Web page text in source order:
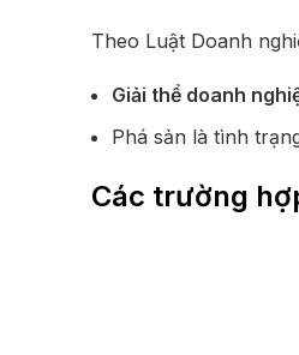
Theo Luật Doanh
Giải thể doanh
Phá sản là tình
Các trường